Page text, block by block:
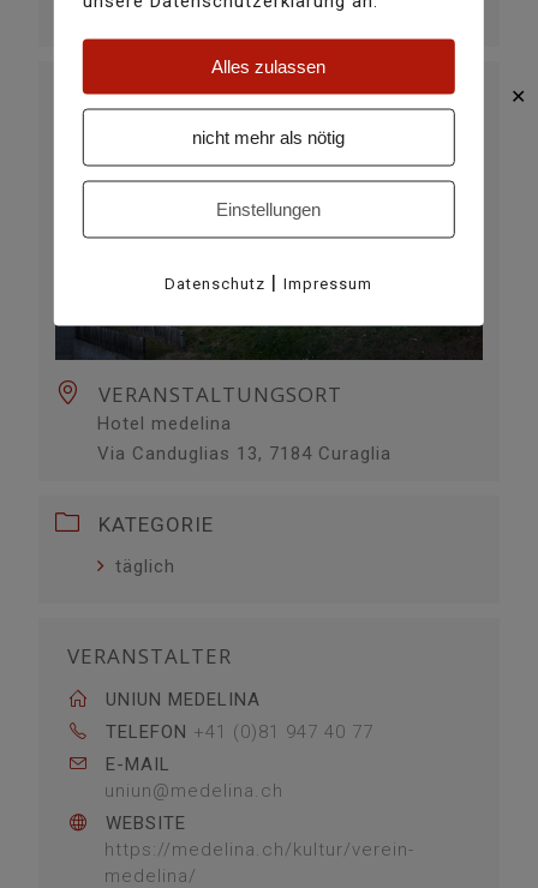
✕
VERANSTALTUNGSORT
Hotel medelina
Via Canduglias 13, 7184 Curaglia
KATEGORIE
täglich
VERANSTALTER
UNIUN MEDELINA
TELEFON +41 (0)81 947 40 77
E-MAIL
uniun@medelina.ch
WEBSITE
https://medelina.ch/kultur/verein-
medelina/
Alles zulassen
nicht mehr als nötig
Einstellungen
Datenschutz |Impressum